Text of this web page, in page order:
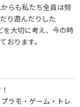
らも私たち全員は努
り遊んだりした
を大切に考え、今の時
おります。
ラモ・ゲーム・トレ